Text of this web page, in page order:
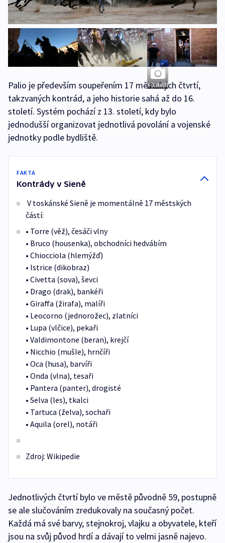
+ 3 další
Palio je především soupeřením 17 městských čtvrtí,
takzvaných kontrád, a jeho historie sahá až do 16.
století. Systém pochází z 13. století, kdy bylo
jednodušší organizovat jednotlivá povolání a vojenské
jednotky podle bydliště.
FAKTA
Kontrády v Sieně
V toskánské Sieně je momentálně 17 městských
částí:
• Torre (věž), česáči vlny
• Bruco (housenka), obchodníci hedvábím
• Chiocciola (hlemýžď)
• Istrice (dikobraz)
• Civetta (sova), ševci
• Drago (drak), bankéři
• Giraffa (žirafa), malíři
• Leocorno (jednorožec), zlatníci
• Lupa (vlčice), pekaři
• Valdimontone (beran), krejčí
• Nicchio (mušle), hrnčíři
• Oca (husa), barvíři
• Onda (vlna), tesaři
• Pantera (panter), drogisté
• Selva (les), tkalci
• Tartuca (želva), sochaři
• Aquila (orel), notáři
Zdroj: Wikipedie
Jednotlivých čtvrtí bylo ve městě původně 59, postupně
se ale slučováním zredukovaly na současný počet.
Každá má své barvy, stejnokroj, vlajku a obyvatele, kteří
jsou na svůj původ hrdí a dávají to velmi jasně najevo.